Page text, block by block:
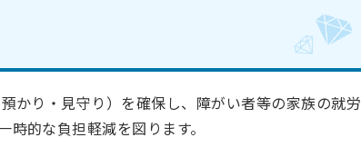
かり・見守り）を確保し、障がい者等の家族の就労
的な負担軽減を図ります。